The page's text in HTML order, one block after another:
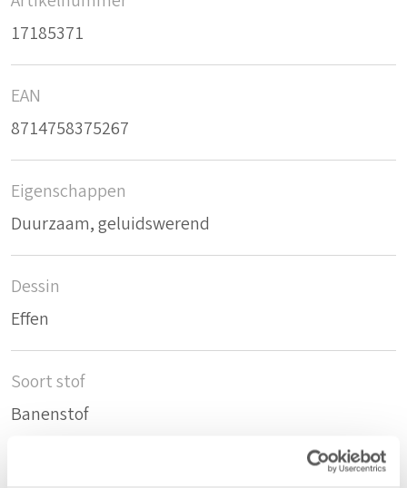
17185371
EAN
8714758375267
Eigenschappen
Duurzaam, geluidswerend
Dessin
Effen
Soort stof
Banenstof